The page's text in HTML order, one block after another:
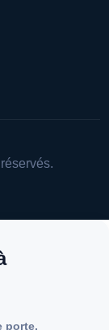
porte,